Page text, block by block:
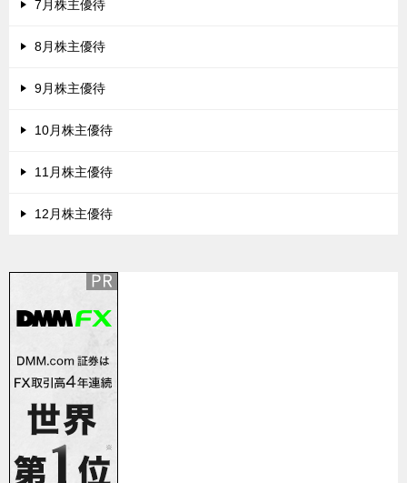
7月株主優待
8月株主優待
9月株主優待
10月株主優待
11月株主優待
12月株主優待